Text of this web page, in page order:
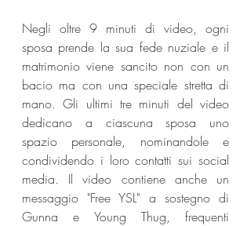
Negli oltre 9 minuti di video, ogni
sposa prende la sua fede nuziale e il
matrimonio viene sancito non con un
bacio ma con una speciale stretta di
mano. Gli ultimi tre minuti del video
dedicano a ciascuna sposa uno
spazio personale, nominandole e
condividendo i loro contatti sui social
media. Il video contiene anche un
messaggio "Free YSL" a sostegno di
Gunna e Young Thug, frequenti